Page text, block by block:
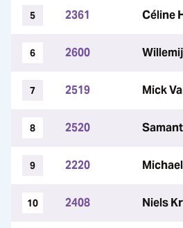
5 2361 Céline
6 2600
7 2519 Mick
8 2520
9 2220
10 2408 Niels